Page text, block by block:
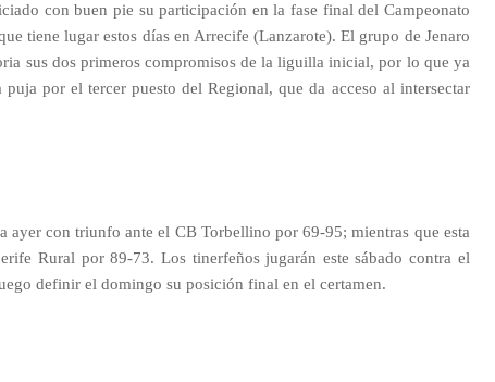
con buen pie su participación en la fase final del Campeonato
tiene lugar estos días en Arrecife (Lanzarote). El grupo de Jenaro
sus dos primeros compromisos de la liguilla inicial, por lo que ya
puja por el tercer puesto del Regional, que da acceso al intersectar
ayer con triunfo ante el CB Torbellino por 69-95; mientras que esta
Rural por 89-73. Los tinerfeños jugarán este sábado contra el
definir el domingo su posición final en el certamen.